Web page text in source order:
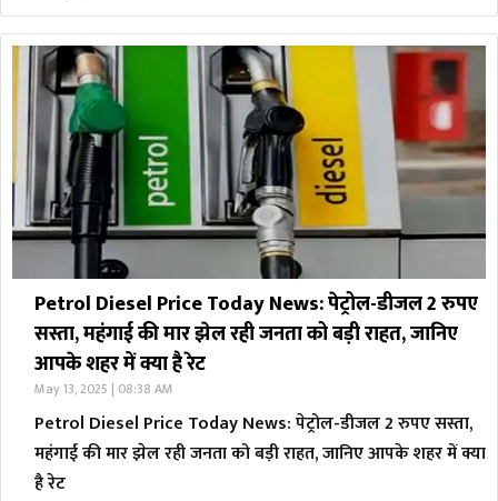
Petrol Diesel Price Today News: पेट्रोल-डीजल 2 रुपए
सस्ता, महंगाई की मार झेल रही जनता को बड़ी राहत, जानिए
आपके शहर में क्या है रेट
May 13, 2025 | 08:38 AM
Petrol Diesel Price Today News: पेट्रोल-डीजल 2 रुपए सस्ता,
महंगाई की मार झेल रही जनता को बड़ी राहत, जानिए आपके शहर में क्या
है रेट